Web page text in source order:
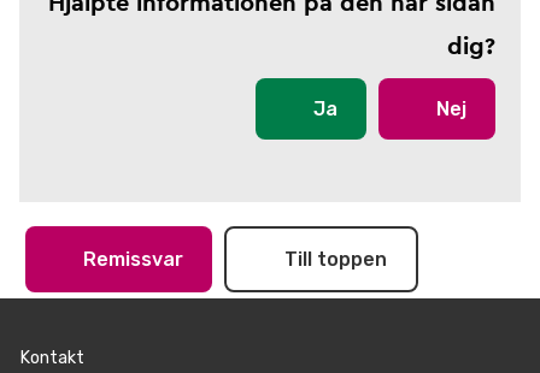
dig?
Ja Nej
Remissvar Till toppen
Kontakt